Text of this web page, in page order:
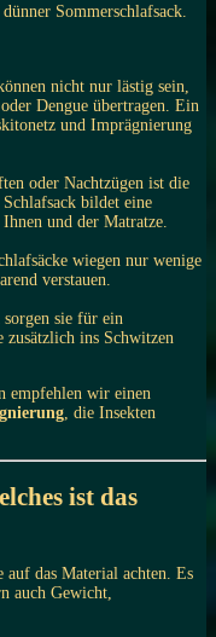
Sommerschlafsack.
nicht nur lästig sein,
Dengue übertragen. Ein
und Imprägnierung
oder Nachtzügen ist die
bildet eine
und der Matratze.
wiegen nur wenige
verstauen.
sie für ein
zusätzlich ins Schwitzen
empfehlen wir einen
, die Insekten
ist das
auf das Material achten. Es
auch Gewicht,